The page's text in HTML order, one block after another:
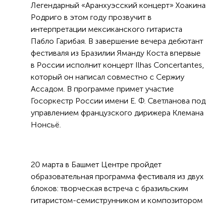
Легендарный «Аранхуэсский концерт» Хоакина
Родриго в этом году прозвучит в
интерпретации мексиканского гитариста
Пабло Гарибая. В завершение вечера дебютант
фестиваля из Бразилии Яманду Коста впервые
в России исполнит концерт Ilhas Concertantes,
который он написал совместно с Сержиу
Ассадом. В программе примет участие
Госоркестр России имени Е. Ф. Светланова под
управлением французского дирижера Клемана
Нонсьё.
20 марта в Башмет Центре пройдет
образовательная программа фестиваля из двух
блоков: творческая встреча с бразильским
гитаристом-семиструнником и композитором